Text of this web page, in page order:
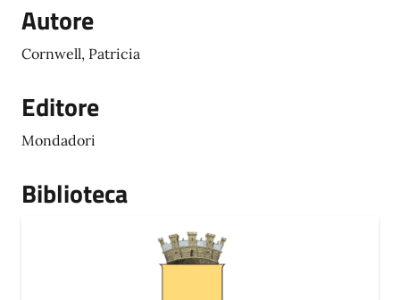
Autore
Cornwell, Patricia
Editore
Mondadori
Biblioteca